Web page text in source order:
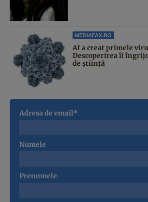
MEDIAFAX.RO
AI a creat primele
Descoperirea îi
de știință
Adresa de email*
Numele
Prenumele